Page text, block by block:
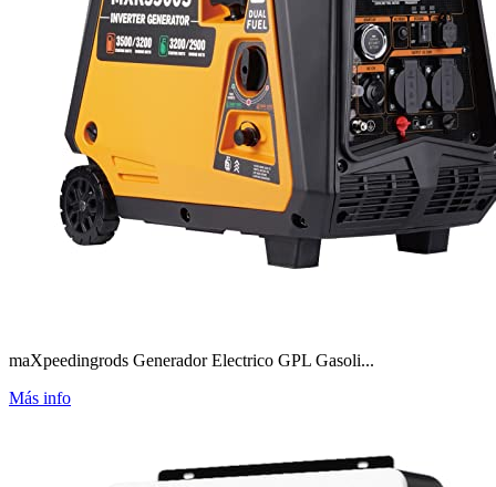
maXpeedingrods Generador Electrico GPL Gasoli...
Más info